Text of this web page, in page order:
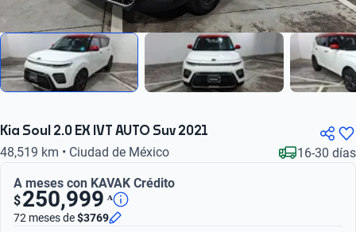
Busca por año
Kia Soul 2.0 EX IVT AUTO Suv 2021
48,519 km • Ciudad de México 16-30 días
A meses con KAVAK Crédito
$250,999 ᴬ
72 mesesde$3769